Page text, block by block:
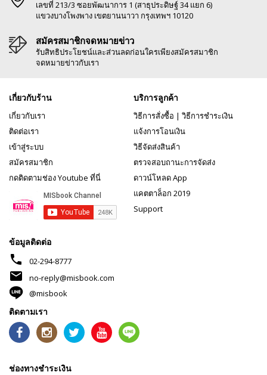
เลขที่ 213/3 ซอยพัฒนาการ 1 (สาธุประดิษฐ์ 34 แยก 6)
แขวงบางโพงพาง เขตยานนาวา กรุงเทพฯ 10120
สมัครสมาชิกจดหมายข่าว
รับสิทธิประโยชน์และส่วนลดก่อนใครเพียงสมัครสมาชิก
จดหมายข่าวกับเรา
เกี่ยวกับร้าน
เกี่ยวกับเรา
ติดต่อเรา
เข้าสู่ระบบ
สมัครสมาชิก
กดติดตามช่อง Youtube ที่นี่
บริการลูกค้า
วิธีการสั่งซื้อ | วิธีการชำระเงิน
แจ้งการโอนเงิน
วิธีจัดส่งสินค้า
ตรวจสอบถานะการจัดส่ง
ดาวน์โหลด App
แคตตาล็อก 2019
Support
ข้อมูลติดต่อ
phone 02-294-8777
mail
no-reply@misbook.com
@misbook
ติดตามเรา
ช่องทางชำระเงิน